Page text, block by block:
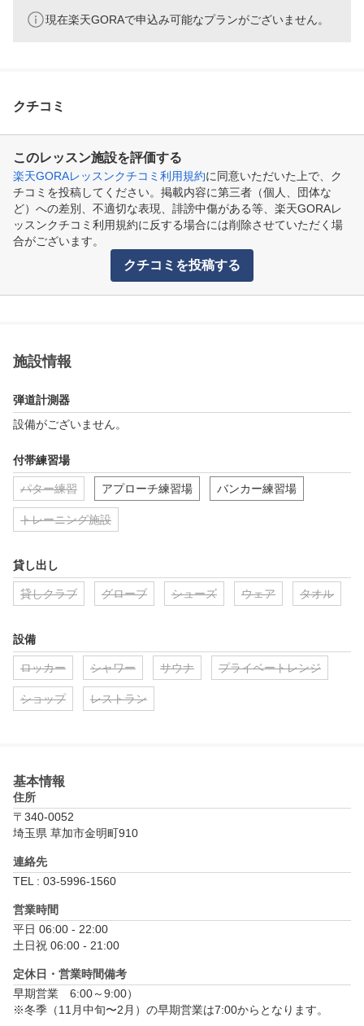
現在楽天GORAで申込み可能なプランがございません。
クチコミ
このレッスン施設を評価する
楽天GORAレッスンクチコミ利用規約に同意いただいた上で、ク
チコミを投稿してください。掲載内容に第三者（個人、団体な
ど）への差別、不適切な表現、誹謗中傷がある等、楽天GORAレ
ッスンクチコミ利用規約に反する場合には削除させていただく場
合がございます。
クチコミを投稿する
施設情報
弾道計測器
設備がございません。
付帯練習場
パター練習 アプローチ練習場 バンカー練習場
トレーニング施設
貸し出し
貸しクラブ グローブ シューズ ウェア タオル
設備
ロッカー シャワー サウナ プライベートレンジ
ショップ レストラン
基本情報
住所
〒340-0052
埼玉県 草加市金明町910
連絡先
TEL : 03-5996-1560
営業時間
平日 06:00 - 22:00
土日祝 06:00 - 21:00
定休日・営業時間備考
早期営業　6:00～9:00）
※冬季（11月中旬〜2月）の早期営業は7:00からとなります。